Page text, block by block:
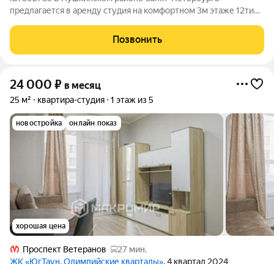
предлагается в аренду студия на комфортном 3м этаже 12ти
мебелью и бытовой техникой (новый диван-книжка,
раскладной стол, зеркальный шкаф,
Позвонить
24 000 ₽ в месяц
25 м² квартира-студия 1 этаж из 5
новостройка онлайн показ
хорошая цена
Проспект Ветеранов
27 мин.
ЖК «ЮгТаун. Олимпийские кварталы», 4 квартал 2024